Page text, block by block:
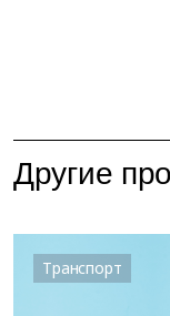
Другие
Транспорт